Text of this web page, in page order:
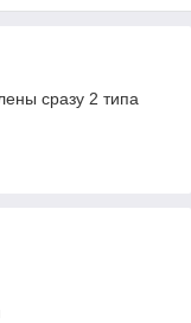
сразу 2 типа